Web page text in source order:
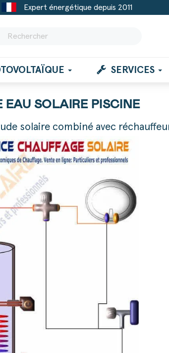
Expert énergétique depuis 2011
SERVICES
SOLAIRE PISCINE
solaire combiné avec